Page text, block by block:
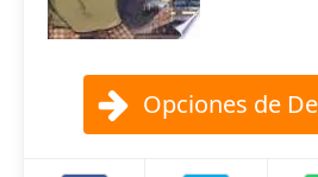
Opciones de